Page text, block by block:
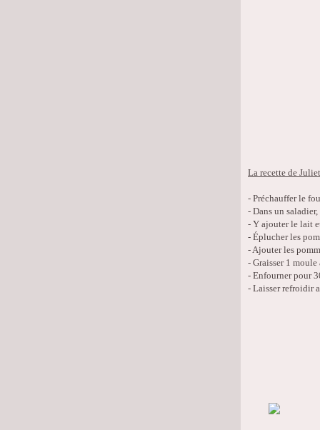
La recette de
- Préchauffer le
- Dans un
- Y ajouter le lait
- Éplucher les
- Ajouter les
- Graisser 1
- Enfourner pour
- Laisser refroidir